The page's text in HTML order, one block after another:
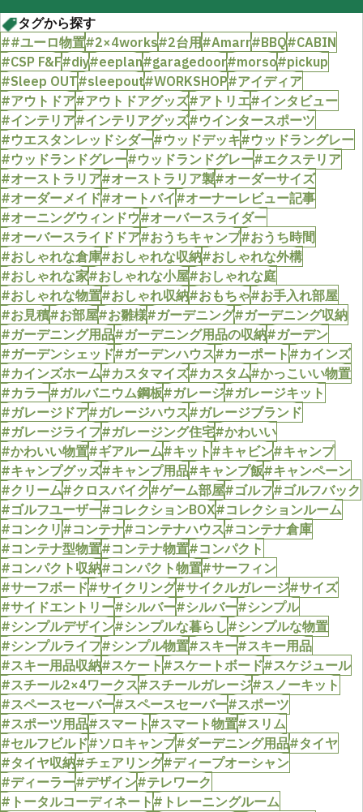
タグから探す
##ユーロ物置#2×4works#2台用#Amarr#BBQ#CABIN
#CSP F&F#diy#eeplan#garagedoor#morso#pickup
#Sleep OUT#sleepout#WORKSHOP#アイディア
#アウトドア#アウトドアグッズ#アトリエ#インタビュー
#インテリア#インテリアグッズ#ウインタースポーツ
#ウエスタンレッドシダー#ウッドデッキ#ウッドラングレー
#ウッドランドグレー#ウッドランドグレー#エクステリア
#オーストラリア#オーストラリア製#オーダーサイズ
#オーダーメイド#オートバイ#オーナーレビュー記事
#オーニングウィンドウ#オーバースライダー
#オーバースライドドア#おうちキャンプ#おうち時間
#おしゃれな倉庫#おしゃれな収納#おしゃれな外構
#おしゃれな家#おしゃれな小屋#おしゃれな庭
#おしゃれな物置#おしゃれ収納#おもちゃ#お手入れ部屋
#お見積#お部屋#お雛様#ガーデニング#ガーデニング収納
#ガーデニング用品#ガーデニング用品の収納#ガーデン
#ガーデンシェッド#ガーデンハウス#カーポート#カインズ
#カインズホーム#カスタマイズ#カスタム#かっこいい物置
#カラー#ガルバニウム鋼板#ガレージ#ガレージキット
#ガレージドア#ガレージハウス#ガレージブランド
#ガレージライフ#ガレージング住宅#かわいい
#かわいい物置#ギアルーム#キット#キャビン#キャンプ
#キャンプグッズ#キャンプ用品#キャンプ飯#キャンペーン
#クリーム#クロスバイク#ゲーム部屋#ゴルフ#ゴルフバック
#ゴルフユーザー#コレクションBOX#コレクションルーム
#コンクリ#コンテナ#コンテナハウス#コンテナ倉庫
#コンテナ型物置#コンテナ物置#コンパクト
#コンパクト収納#コンパクト物置#サーフィン
#サーフボード#サイクリング#サイクルガレージ#サイズ
#サイドエントリー#シルバー#シルバー#シンプル
#シンプルデザイン#シンプルな暮らし#シンプルな物置
#シンプルライフ#シンプル物置#スキー#スキー用品
#スキー用品収納#スケート#スケートボード#スケジュール
#スチール2×4ワークス#スチールガレージ#スノーキット
#スペースセーバー#スペースセーバー#スポーツ
#スポーツ用品#スマート#スマート物置#スリム
#セルフビルド#ソロキャンプ#ダーデニング用品#タイヤ
#タイヤ収納#チェアリング#ディープオーシャン
#ディーラー#デザイン#テレワーク
#トータルコーディネート#トレーニングルーム